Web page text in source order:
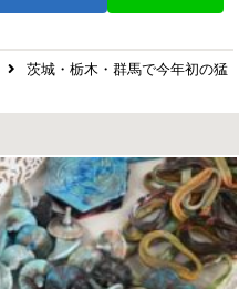
茨城・栃木・群馬で今年初の猛